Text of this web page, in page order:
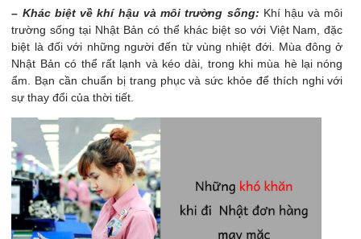
– Khác biệt về khí hậu và môi trường sống: Khí hậu và môi
trường sống tại Nhật Bản có thể khác biệt so với Việt Nam, đặc
biệt là đối với những người đến từ vùng nhiệt đới. Mùa đông ở
Nhật Bản có thể rất lạnh và kéo dài, trong khi mùa hè lại nóng
ẩm. Bạn cần chuẩn bị trang phục và sức khỏe để thích nghi với
sự thay đổi của thời tiết.